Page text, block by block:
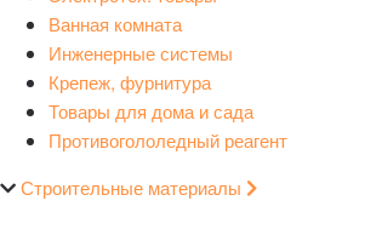
Ванная комната
Инженерные системы
Крепеж, фурнитура
Товары для дома и сада
Противогололедный реагент
Строительные материалы